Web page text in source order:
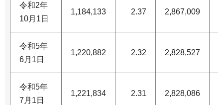
令和2年
10月1日
1,184,133 2.37 2,867,009
令和5年
6月1日
1,220,882 2.32 2,828,527
令和5年
7月1日
1,221,834 2.31 2,828,086